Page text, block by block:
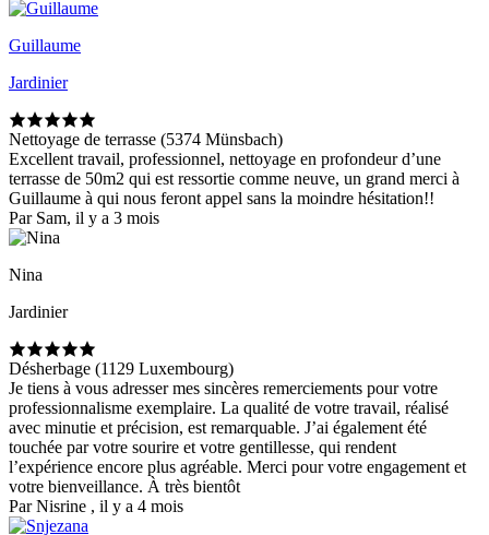
Guillaume
Jardinier
Nettoyage de terrasse (5374 Münsbach)
Excellent travail, professionnel, nettoyage en profondeur d’une
terrasse de 50m2 qui est ressortie comme neuve, un grand merci à
Guillaume à qui nous feront appel sans la moindre hésitation!!
Par Sam, il y a 3 mois
Nina
Jardinier
Désherbage (1129 Luxembourg)
Je tiens à vous adresser mes sincères remerciements pour votre
professionnalisme exemplaire. La qualité de votre travail, réalisé
avec minutie et précision, est remarquable. J’ai également été
touchée par votre sourire et votre gentillesse, qui rendent
l’expérience encore plus agréable. Merci pour votre engagement et
votre bienveillance. À très bientôt
Par Nisrine , il y a 4 mois